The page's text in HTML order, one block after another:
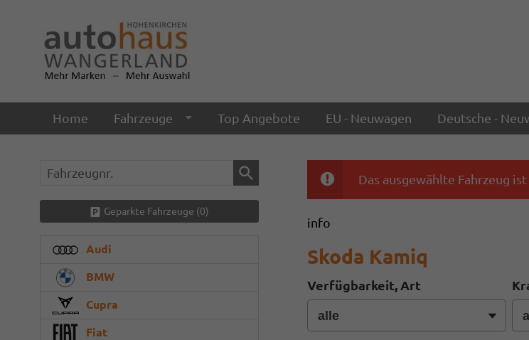
Home Fahrzeuge Top Angebote EU - Neuwagen Deutsche -
Das ausgewählte Fahrzeug
info
Skoda Kamiq
Verfügbarkeit, Art
Fahrzeugnr.
Geparkte Fahrzeuge (0)
Audi
BMW
Cupra
Fiat